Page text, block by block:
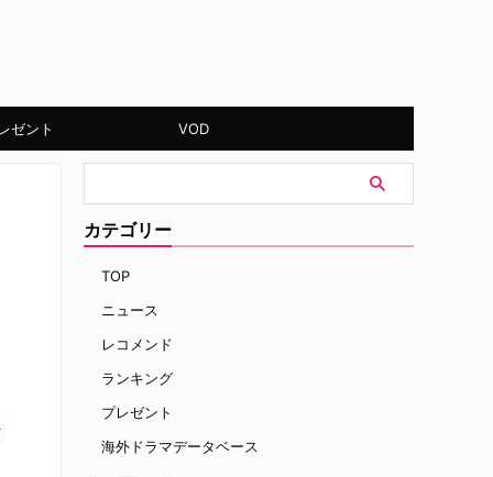
ゼント VOD
カテゴリー
TOP
ニュース
レコメンド
ランキング
プレゼント
海外ドラマデータベース